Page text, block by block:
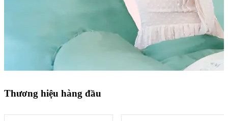
Thương hiệu hàng đầu